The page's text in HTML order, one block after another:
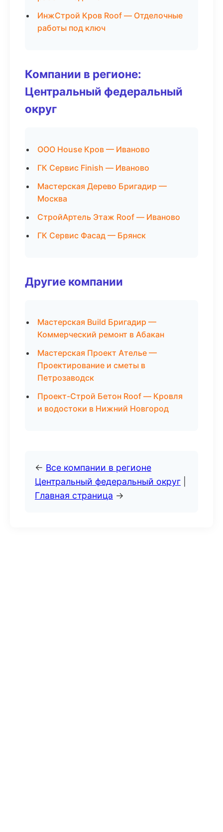
ИнжСтрой Кров Roof — Отделочные
работы под ключ
Компании в регионе:
Центральный федеральный
округ
ООО House Кров — Иваново
ГК Сервис Finish — Иваново
Мастерская Дерево Бригадир —
Москва
СтройАртель Этаж Roof — Иваново
ГК Сервис Фасад — Брянск
Другие компании
Мастерская Build Бригадир —
Коммерческий ремонт в Абакан
Мастерская Проект Ателье —
Проектирование и сметы в
Петрозаводск
Проект-Строй Бетон Roof — Кровля
и водостоки в Нижний Новгород
← Все компании в регионе
Центральный федеральный округ
Главная страница →